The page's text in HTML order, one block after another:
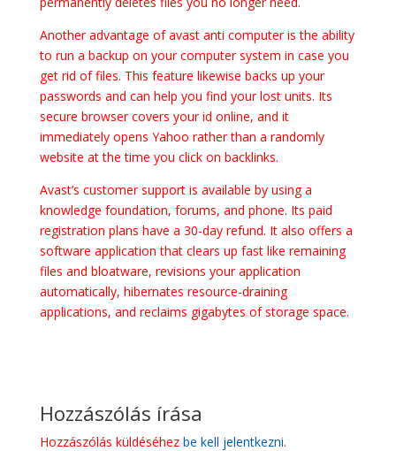
Another advantage of avast anti computer is the ability
to run a backup on your computer system in case you
get rid of files. This feature likewise backs up your
passwords and can help you find your lost units. Its
secure browser covers your id online, and it
immediately opens Yahoo rather than a randomly
website at the time you click on backlinks.
Avast’s customer support is available by using a
knowledge foundation, forums, and phone. Its paid
registration plans have a 30-day refund. It also offers a
software application that clears up fast like remaining
files and bloatware, revisions your application
automatically, hibernates resource-draining
applications, and reclaims gigabytes of storage space.
Hozzászólás írása
Hozzászólás küldéséhez be kell jelentkezni.